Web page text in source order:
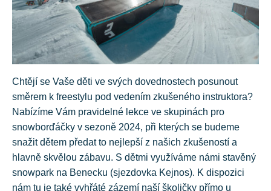
Chtějí se Vaše děti ve svých dovednostech posunout
směrem k freestylu pod vedením zkušeného instruktora?
Nabízíme Vám pravidelné lekce ve skupinách pro
snowborďáčky v sezoně 2024, při kterých se budeme
snažit dětem předat to nejlepší z našich zkušeností a
hlavně skvělou zábavu. S dětmi využíváme námi stavěný
snowpark na Benecku (sjezdovka Kejnos). K dispozici
nám tu je také vyhřáté zázemí naší školičky přímo u